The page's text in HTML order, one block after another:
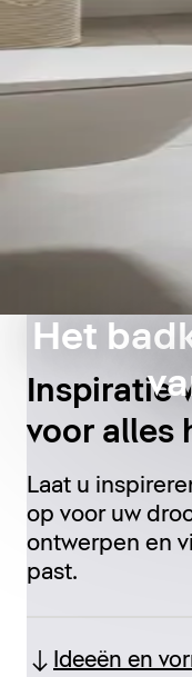
Het
Inspiratie
voor alles
Laat u
op voor uw
ontwerpen en
past.
Ideeën en